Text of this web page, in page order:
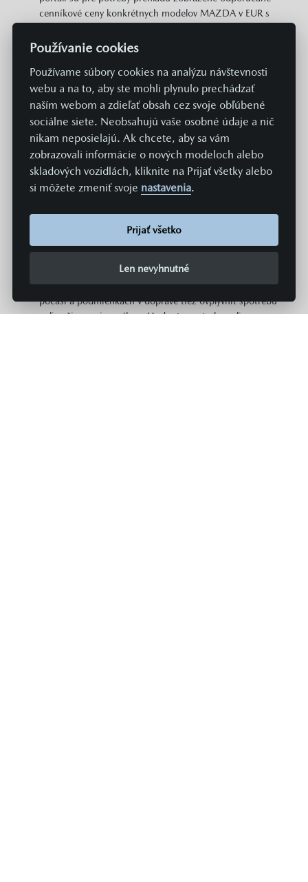
cenníkové ceny konkrétnych modelov MAZDA v EUR s
dostupných cenových zvýhodneniach a akciách v
Zobrazené cena neobsahuje prípravu a aktiváciu vozidla
v systémoch Mazda v hodnote 369 EUR. Hodnoty
spotreby paliva, energií a emisií uvádzané na týchto
stránkach sú získavané aktuálne predpísaným
normovaným spôsobom merania. Údaje sa teda
nevzťahujú na konkrétne vozidlo a nie sú súčasťou
ponuky, a slúžia len na účely porovnania jednotlivých
typov a modelov vozidiel. Spotreba paliva či energie a
emisie CO2 konkrétneho vozidla závisia nielen od
spôsobom jazdy a ďalšími netechnickými faktormi (napr.
(nástavby, pneumatiky, atď.) môžu mať za následok
zmenu jazdných parametrov, napr. hmotnosti, valivého
odporu či aerodynamických vlastností, a môžu tak popri
počasí a podmienkach v doprave tiež ovplyvniť spotrebu
paliva či energie a výkon. Hodnoty spotreby paliva,
Používanie cookies
Používame súbory cookies na analýzu návštevnosti
webu a na to, aby ste mohli plynulo prechádzať
naším webom a zdieľať obsah cez svoje obľúbené
sociálne siete. Neobsahujú vaše osobné údaje a nič
nikam neposielajú. Ak chcete, aby sa vám
zobrazovali informácie o nových modeloch alebo
skladových vozidlách, kliknite na Prijať všetky alebo
si môžete zmeniť svoje nastavenia.
Prijať všetko
Len nevyhnutné